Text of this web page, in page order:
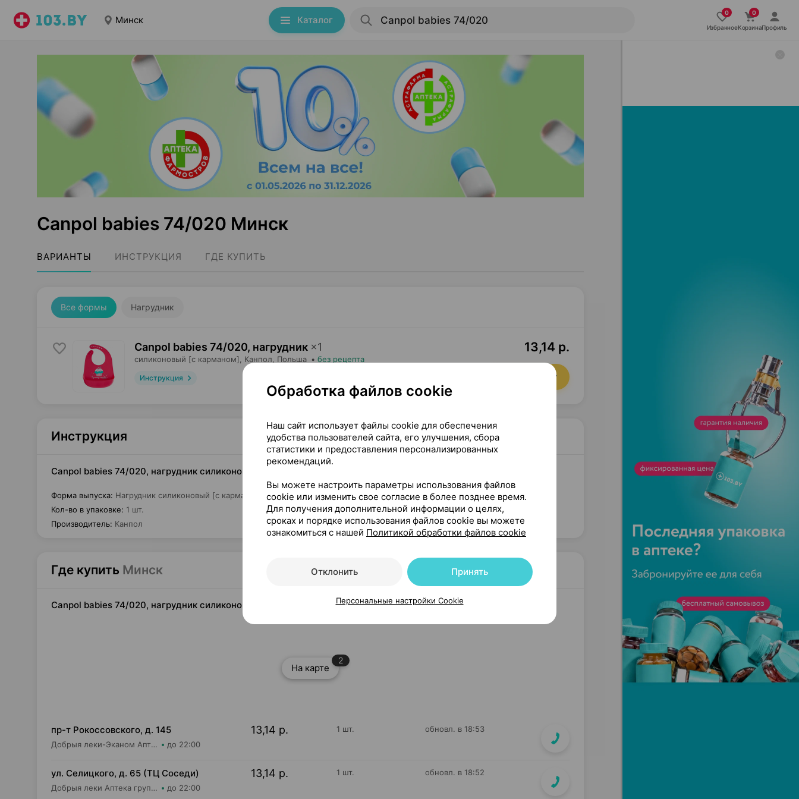
Минск Каталог
ИзбранноеКорзинаПрофиль
Canpol babies 74/020 Минск
ВАРИАНТЫ ИНСТРУКЦИЯ ГДЕ КУПИТЬ
Все формы Нагрудник
Canpol babies 74/020, нагрудник ×1
силиконовый [с карманом], Канпол , Польша • без рецепта
Инструкция
13,14 р.
В корзину
Инструкция
Canpol babies 74/020, нагрудник силиконовый [с карманом], ×1, Канпол Польша
Форма выпуска: Нагрудник силиконовый [с карманом]
Кол-во в упаковке: 1 шт.
Производитель: Канпол
Где купить Минск
Canpol babies 74/020, нагрудник силиконовый [с карманом], ×1, Канпол Польша
На карте
2
пр-т Рокоссовского, д. 145
Добрыя леки-Эканом Аптека групп Центр ООО Аптека №90 до 22:00
13,14 р. 1 шт. обновл. в 18:53
ул. Селицкого, д. 65 (ТЦ Соседи)
Добрыя леки Аптека групп Центр ООО Аптека №47 до 22:00
13,14 р. 1 шт. обновл. в 18:52
Обработка файлов cookie
Наш сайт использует файлы cookie для обеспечения
удобства пользователей сайта, его улучшения, сбора
статистики и предоставления персонализированных
рекомендаций.
Вы можете настроить параметры использования файлов
cookie или изменить свое согласие в более позднее время.
Для получения дополнительной информации о целях,
сроках и порядке использования файлов cookie вы можете
ознакомиться с нашей Политикой обработки файлов cookie
Отклонить Принять
Персональные настройки Cookie